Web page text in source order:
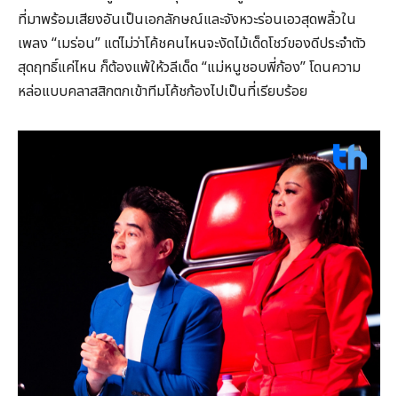
ที่มาพร้อมเสียงอันเป็นเอกลักษณ์และจังหวะร่อนเอวสุดพลิ้วใน
เพลง “เมร่อน” แต่ไม่ว่าโค้ชคนไหนจะงัดไม้เด็ดโชว์ของดีประจำตัว
สุดฤทธิ์แค่ไหน ก็ต้องแพ้ให้วลีเด็ด “แม่หนูชอบพี่ก้อง” โดนความ
หล่อแบบคลาสสิกตกเข้าทีมโค้ชก้องไปเป็นที่เรียบร้อย